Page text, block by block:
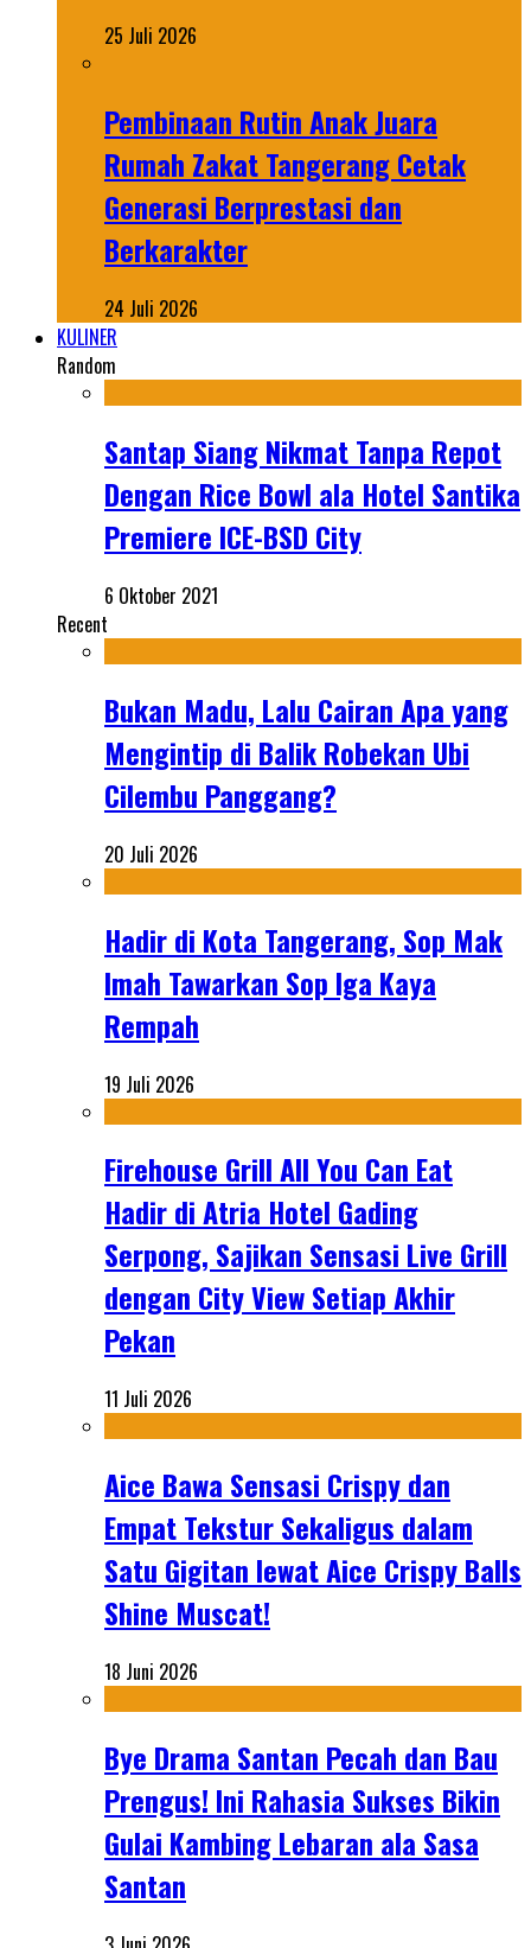
25 Juli 2026
Pembinaan Rutin Anak Juara
Rumah Zakat Tangerang Cetak
Generasi Berprestasi dan
Berkarakter
24 Juli 2026
KULINER
Random
Santap Siang Nikmat Tanpa Repot
Dengan Rice Bowl ala Hotel Santika
Premiere ICE-BSD City
6 Oktober 2021
Recent
Bukan Madu, Lalu Cairan Apa yang
Mengintip di Balik Robekan Ubi
Cilembu Panggang?
20 Juli 2026
Hadir di Kota Tangerang, Sop Mak
Imah Tawarkan Sop Iga Kaya
Rempah
19 Juli 2026
Firehouse Grill All You Can Eat
Hadir di Atria Hotel Gading
Serpong, Sajikan Sensasi Live Grill
dengan City View Setiap Akhir
Pekan
11 Juli 2026
Aice Bawa Sensasi Crispy dan
Empat Tekstur Sekaligus dalam
Satu Gigitan lewat Aice Crispy Balls
Shine Muscat!
18 Juni 2026
Bye Drama Santan Pecah dan Bau
Prengus! Ini Rahasia Sukses Bikin
Gulai Kambing Lebaran ala Sasa
Santan